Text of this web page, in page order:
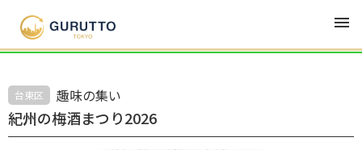
台東区 趣味の集い
紀州の梅酒まつり2026